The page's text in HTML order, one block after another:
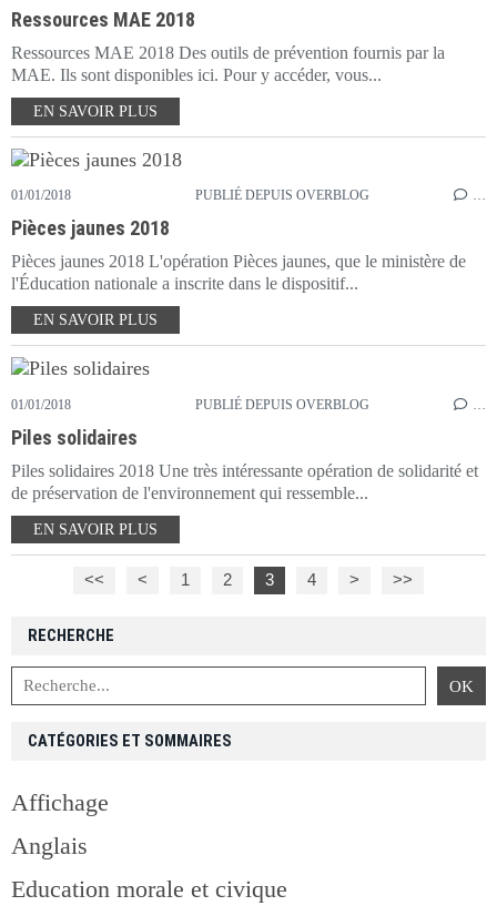
Ressources MAE 2018
Ressources MAE 2018 Des outils de prévention fournis par la
MAE. Ils sont disponibles ici. Pour y accéder, vous...
EN SAVOIR PLUS
01/01/2018 PUBLIÉ DEPUIS OVERBLOG …
Pièces jaunes 2018
Pièces jaunes 2018 L'opération Pièces jaunes, que le ministère de
l'Éducation nationale a inscrite dans le dispositif...
EN SAVOIR PLUS
01/01/2018 PUBLIÉ DEPUIS OVERBLOG
Piles solidaires
Piles solidaires 2018 Une très intéressante opération de solidarité et
de préservation de l'environnement qui ressemble...
EN SAVOIR PLUS
<< < 1 2 3 4 > >>
RECHERCHE
CATÉGORIES ET SOMMAIRES
Affichage
Anglais
Education morale et civique